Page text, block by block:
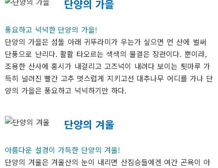
단양의 가을
풍요하고 넉넉한 단양의 가을!
단양의 가을은 섬돌 아래 귀뚜라미가 우는가 싶으면 먼 산에 벌써
단풍으로 난리다. 활활 타오르는 색색의 물결은 장관이다. 뿐이랴,
조용한 산사에 홍시가 내걸리고 고즈넉이 내려다 보이는 툇마루 가
득히 널려진 빨간 고추 멋스럽게 지키고선 대추나무 어디를 가나 단
양의 가을은 풍요하고 넉넉하기만 하다.
단양의 겨울
아름다운 설경이 가득한 단양의 겨울!
단양의 겨울은 겨울산의 눈이 내리면 산짐승들에겐 여간 곤욕이 아